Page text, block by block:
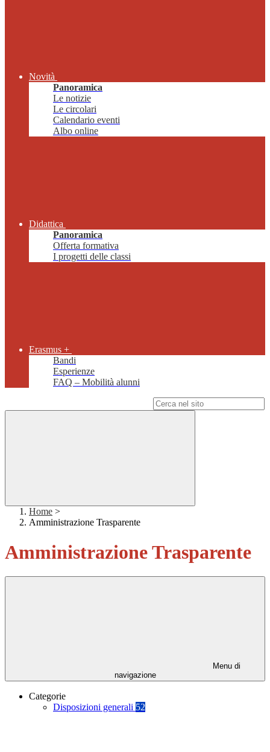
Novità
Panoramica
Le notizie
Le circolari
Calendario eventi
Albo online
Didattica
Panoramica
Offerta formativa
I progetti delle classi
Erasmus +
Bandi
Esperienze
FAQ – Mobilità alunni
Home >
Amministrazione Trasparente
Amministrazione Trasparente
Menu di
navigazione
Categorie
Disposizioni generali 52